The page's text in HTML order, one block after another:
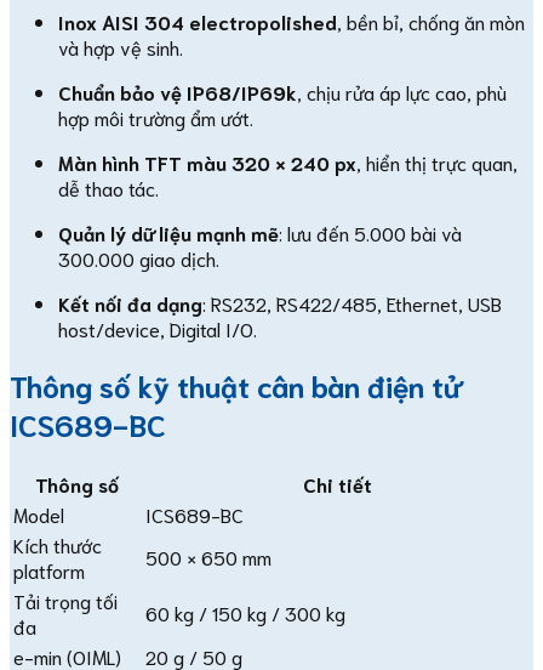
Inox AISI 304 electropolished , bền bỉ, chống ăn mòn
và hợp vệ sinh.
Chuẩn bảo vệ IP68/IP69k , chịu rửa áp lực cao, phù
hợp môi trường ẩm ướt.
Màn hình TFT màu 320 × 240 px , hiển thị trực quan,
dễ thao tác.
Quản lý dữ liệu mạnh mẽ: lưu đến 5.000 bài và
300.000 giao dịch.
Kết nối đa dạng: RS232, RS422/485, Ethernet, USB
host/device, Digital I/O.
Thông số kỹ thuật cân bàn điện tử
ICS689-BC
Thông số
Chi tiết
Model
ICS689-BC
Kích thước
platform
500 × 650 mm
Tải trọng tối
đa
60 kg / 150 kg / 300 kg
e-min (OIML)
20 g / 50 g